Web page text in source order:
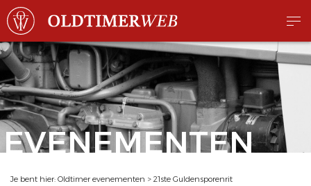
EVENEMENTEN
Je bent hier: Oldtimer evenementen > 21ste Guldensporenrit